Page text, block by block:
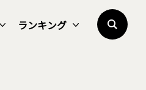
ランキング